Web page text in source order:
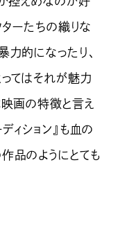
ターたちの織りな
的になったり、
てはそれが魅力
映画の特徴と言え
ィション』も血の
品のようにとても